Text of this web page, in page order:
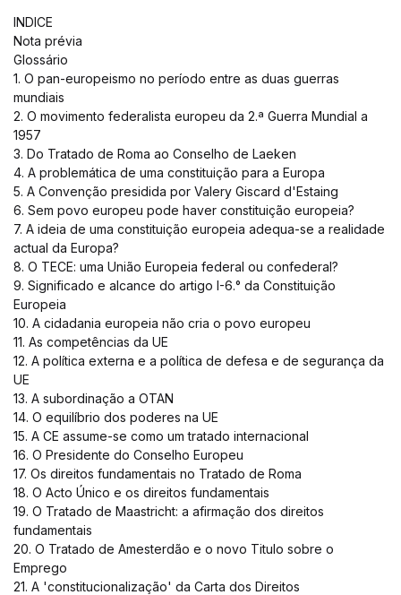
INDICE
Nota prévia
Glossário
1. O pan-europeismo no período entre as duas guerras
mundiais
2. O movimento federalista europeu da 2.ª Guerra Mundial a
1957
3. Do Tratado de Roma ao Conselho de Laeken
4. A problemática de uma constituição para a Europa
5. A Convenção presidida por Valery Giscard d'Estaing
6. Sem povo europeu pode haver constituição europeia?
7. A ideia de uma constituição europeia adequa-se a realidade
actual da Europa?
8. O TECE: uma União Europeia federal ou confederal?
9. Significado e alcance do artigo I-6.° da Constituição
Europeia
10. A cidadania europeia não cria o povo europeu
11. As competências da UE
12. A política externa e a política de defesa e de segurança da
UE
13. A subordinação a OTAN
14. O equilíbrio dos poderes na UE
15. A CE assume-se como um tratado internacional
16. O Presidente do Conselho Europeu
17. Os direitos fundamentais no Tratado de Roma
18. O Acto Único e os direitos fundamentais
19. O Tratado de Maastricht: a afirmação dos direitos
fundamentais
20. O Tratado de Amesterdão e o novo Titulo sobre o
Emprego
21. A 'constitucionalização' da Carta dos Direitos